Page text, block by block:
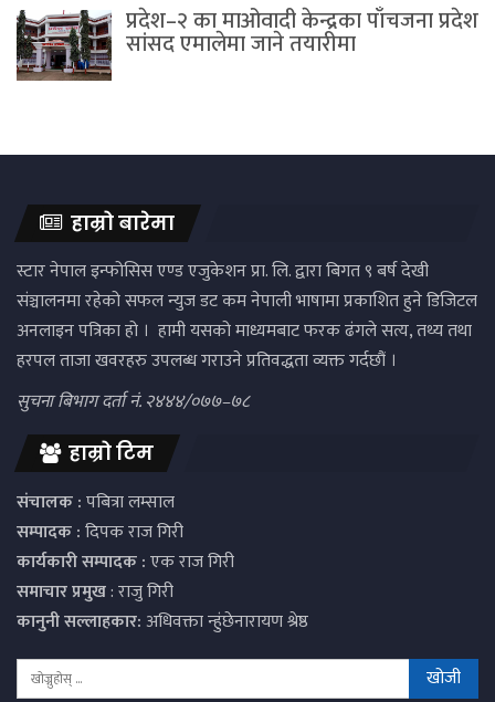
प्रदेश–२ का माओवादी केन्द्रका पाँचजना प्रदेश
सांसद एमालेमा जाने तयारीमा
हाम्रो बारेमा
स्टार नेपाल इन्फोसिस एण्ड एजुकेशन प्रा. लि. द्वारा बिगत ९ बर्ष देखी
संञ्चालनमा रहेको सफल न्युज डट कम नेपाली भाषामा प्रकाशित हुने डिजिटल
अनलाइन पत्रिका हो । हामी यसको माध्यमबाट फरक ढंगले सत्य, तथ्य तथा
हरपल ताजा खवरहरु उपलब्ध गराउने प्रतिवद्धता व्यक्त गर्दछौं ।
सुचना बिभाग दर्ता नं. २४४४/०७७–७८
हाम्रो टिम
संचालक :पबित्रा लम्साल
सम्पादक :दिपक राज गिरी
कार्यकारी सम्पादक :एक राज गिरी
समाचार प्रमुख: राजु गिरी
कानुनी सल्लाहकार:अधिवक्ता न्हुंछेनारायण श्रेष्ठ